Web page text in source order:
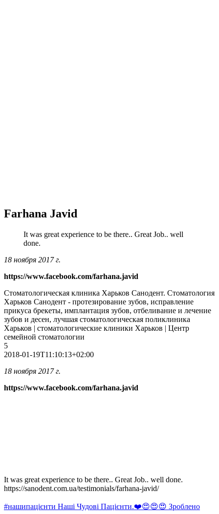
Farhana Javid
It was great experience to be there.. Great Job.. well
done.
18 ноября 2017 г.
https://www.facebook.com/farhana.javid
Стоматологическая клиника Харьков Санодент. Стоматология
Харьков Санодент - протезирование зубов, исправление
прикуса брекеты, имплантация зубов, отбеливание и лечение
зубов и десен, лучшая стоматологическая поликлиника
Харьков | стоматологические клиники Харьков | Центр
семейной стоматологии
5
2018-01-19T11:10:13+02:00
18 ноября 2017 г.
https://www.facebook.com/farhana.javid
It was great experience to be there.. Great Job.. well done.
https://sanodent.com.ua/testimonials/farhana-javid/
#нашипацієнти Наші Чудові Пацієнти.❤️😍😍😍 Зроблено